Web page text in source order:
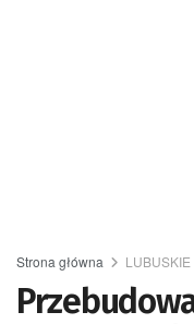
Strona główna LUBUSKIE